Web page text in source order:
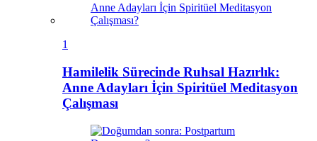
1
Hamilelik Sürecinde Ruhsal Hazırlık:
Anne Adayları İçin Spiritüel Meditasyon
Çalışması